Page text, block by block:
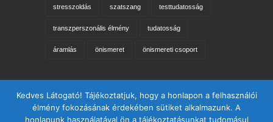
stresszoldás szatszang testtudatosság
transzperszonális élmény tudatosság
áramlás önismeret önismereti csoport
Keresés az oldalon
Kedves Látogató! Tájékoztatjuk, hogy a honlapon a felhasználói
élmény fokozásának érdekében sütiket alkalmazunk. A
honlapunk használatával ön a tájékoztatásunkat tudomásul